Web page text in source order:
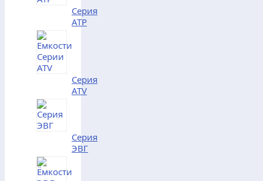
Серия
АТP
Серия
АТV
Серия
ЭВГ